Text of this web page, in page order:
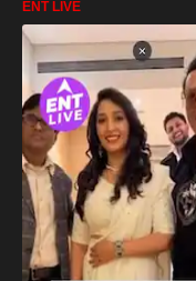
ENT LIVE